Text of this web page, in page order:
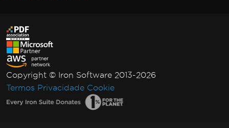
Copyright © Iron Software 2013-2026
Termos Privacidade Cookie